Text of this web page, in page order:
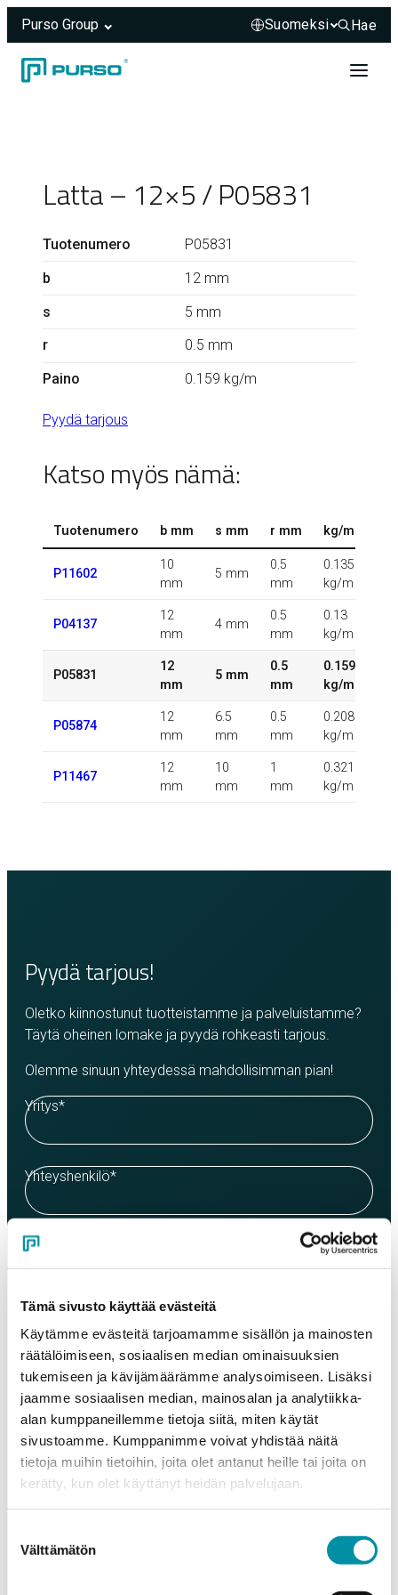
Tämä sivusto käyttää evästeitä
Käytämme evästeitä tarjoamamme sisällön ja mainosten
räätälöimiseen, sosiaalisen median ominaisuuksien
tukemiseen ja kävijämäärämme analysoimiseen. Lisäksi
jaamme sosiaalisen median, mainosalan ja analytiikka-
alan kumppaneillemme tietoja siitä, miten käytät
sivustoamme. Kumppanimme voivat yhdistää näitä
tietoja muihin tietoihin, joita olet antanut heille tai joita on
kerätty, kun olet käyttänyt heidän palvelujaan.
valinta
Välttämätön
Purso Group
Hae
Hae
Latta – 12×5 / P05831
Tuotenumero
P05831
b
12 mm
s
5 mm
r
0.5 mm
Paino
0.159 kg/m
Pyydä tarjous
Katso myös nämä:
Tuotenumero b mm s mm r mm kg/m
P11602
10
mm
5 mm
0.5
mm
0.135
kg/m
P04137
12
mm
4 mm
0.5
mm
0.13
kg/m
P05831
12
mm
5 mm
0.5
mm
0.159
kg/m
P05874
12
mm
6.5
mm
0.5
mm
0.208
kg/m
P11467
12
mm
10
mm
1
mm
0.321
kg/m
Pyydä tarjous!
Oletko kiinnostunut tuotteistamme ja palveluistamme?
Täytä oheinen lomake ja pyydä rohkeasti tarjous.
Olemme sinuun yhteydessä mahdollisimman pian!
Yritys*
Yhteyshenkilö*
Sähköposti
Puhelinnumero
Tuotteet
Valitse tuote ja syötä tilauksen määrä metreinä. Huomioithan, että
valittu laatu määrittää tilauksen minimipainon.
Tuote*
Määrä (m)